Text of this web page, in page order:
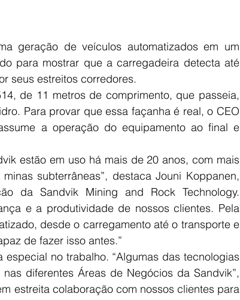
geração de veículos automatizados em um
para mostrar que a carregadeira detecta até
seus estreitos corredores.
de 11 metros de comprimento, que passeia,
Para provar que essa façanha é real, o CEO
a operação do equipamento ao final e
estão em uso há mais de 20 anos, com mais
subterrâneas”, destaca Jouni Koppanen,
da Sandvik Mining and Rock Technology.
e a produtividade de nossos clientes. Pela
desde o carregamento até o transporte e
de fazer isso antes.”
no trabalho. “Algumas das tecnologias
diferentes Áreas de Negócios da Sandvik”,
estreita colaboração com nossos clientes para